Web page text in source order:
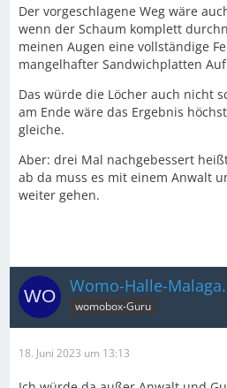
Der vorgeschlagene Weg wäre
wenn der Schaum komplett
meinen Augen eine vollständige
mangelhafter Sandwichplatten
Das würde die Löcher auch nicht
am Ende wäre das Ergebnis
gleiche.
Aber: drei Mal nachgebessert
ab da muss es mit einem Anwalt
weiter gehen.
Womo-Halle-
womobox-Guru
18. Juni 2023 um 13:13